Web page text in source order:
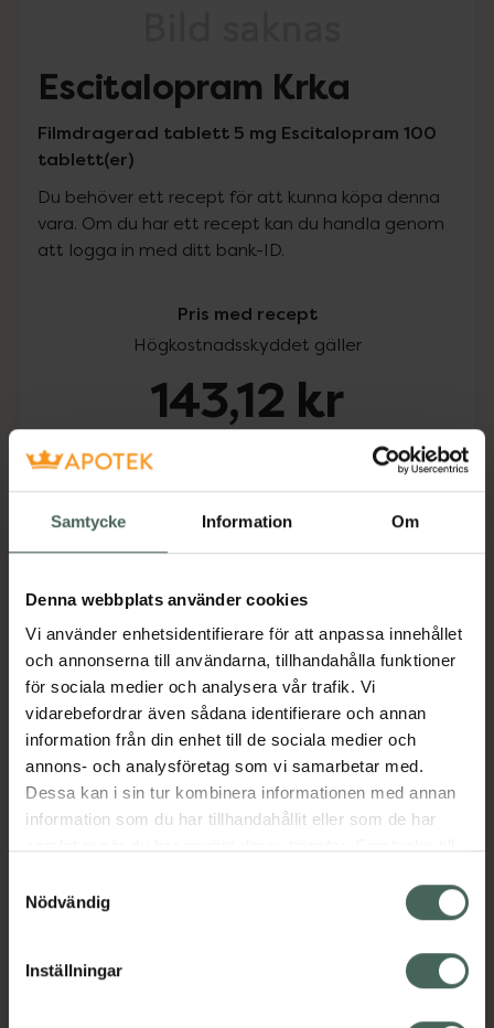
Samtycke Information Om
Denna webbplats använder cookies
Vi använder enhetsidentifierare för att anpassa innehållet
och annonserna till användarna, tillhandahålla funktioner
för sociala medier och analysera vår trafik. Vi
vidarebefordrar även sådana identifierare och annan
information från din enhet till de sociala medier och
annons- och analysföretag som vi samarbetar med.
Dessa kan i sin tur kombinera informationen med annan
information som du har tillhandahållit eller som de har
återkalla ditt samtycke via webbplatsens
cookieinställningar. Ett återkallat samtycke påverkar inte
lagligheten av behandling som skett innan återkallelsen.
Nödvändig
Inställningar
Escitalopram Krka
Filmdragerad tablett 5 mg Escitalopram 100
tablett(er)
Du behöver ett recept för att kunna köpa denna
vara. Om du har ett recept kan du handla genom
att logga in med ditt bank-ID.
Pris med recept
Högkostnadsskyddet gäller
143,12 kr
Köp via ditt recept
Beskrivning Dölj
Läs alltid bipacksedeln innan
användning.
EAN:03838989779177
Visa